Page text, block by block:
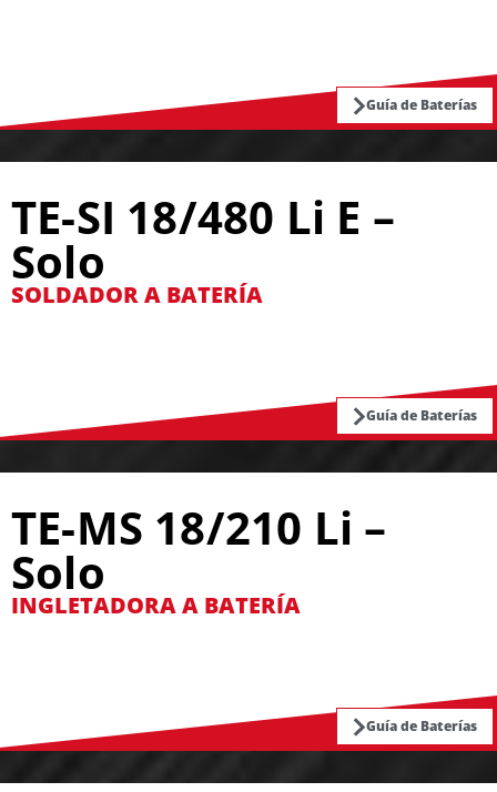
Guía de Baterías
TE-SI 18/480 Li E –
Solo
SOLDADOR A BATERÍA
Guía de Baterías
TE-MS 18/210 Li –
Solo
INGLETADORA A BATERÍA
Guía de Baterías